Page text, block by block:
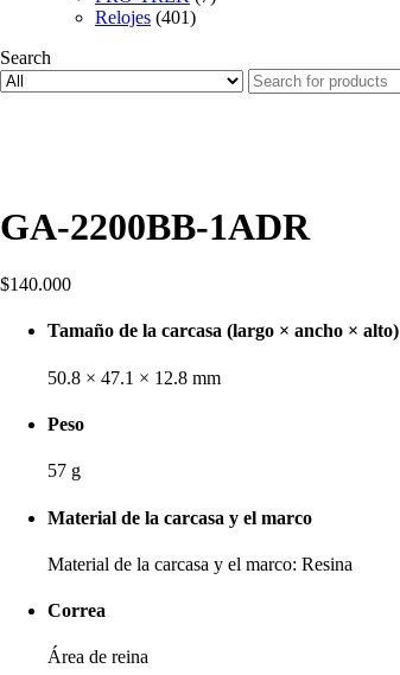
Relojes (401)
Search
GA-2200BB-1ADR
$140.000
Tamaño de la carcasa (largo × ancho × alto)
50.8 × 47.1 × 12.8 mm
Peso
57 g
Material de la carcasa y el marco
Material de la carcasa y el marco: Resina
Correa
Área de reina